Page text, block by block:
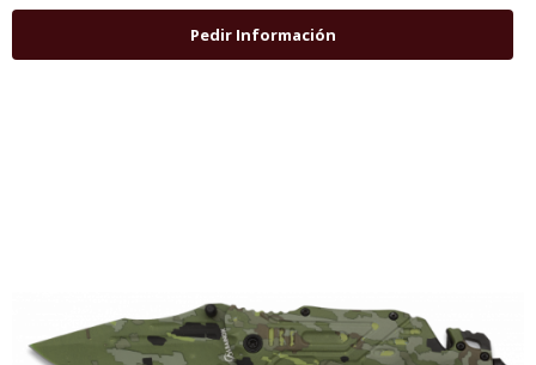
Pedir Información